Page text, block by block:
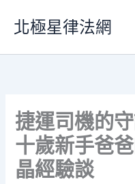
要
北極星律法網
捷運司機的
十歲新手爸
晶經驗談